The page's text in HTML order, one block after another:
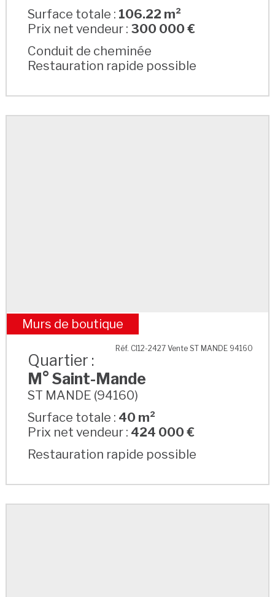
Surface totale : 106.22 m²
Prix net vendeur : 300 000 €
Conduit de cheminée
Restauration rapide possible
M° Saint-Mande
Murs de boutique
Réf. CI12-2427 Vente ST MANDE 94160
Quartier :
M° Saint-Mande
ST MANDE (94160)
Surface totale : 40 m²
Prix net vendeur : 424 000 €
Restauration rapide possible